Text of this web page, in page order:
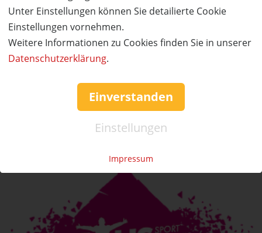
Unter Einstellungen können Sie detailierte Cookie
Einstellungen vornehmen.
Weitere Informationen zu Cookies finden Sie in unserer
Datenschutzerklärung.
Einverstanden
Einstellungen
Impressum
990,- € 495,- €